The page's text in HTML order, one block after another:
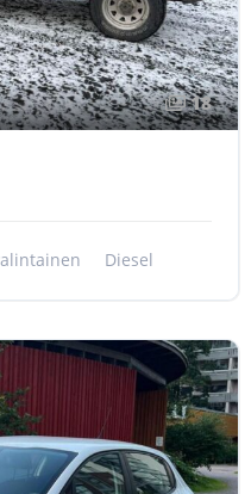
18
Diesel